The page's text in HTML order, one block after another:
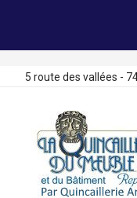
5 route des vallées -